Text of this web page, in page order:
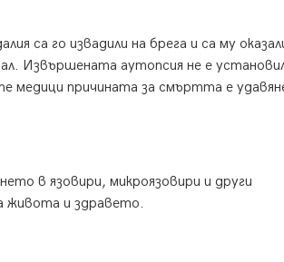
са го извадили на брега и са му
Извършената аутопсия не е
медици причината за смъртта е
в язовири, микроязовири и други
живота и здравето.